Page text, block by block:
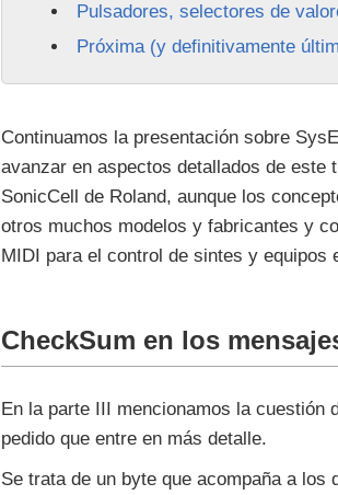
Pulsadores, selectores de
Próxima (y definitivamente
Continuamos la presentación sobre
avanzar en aspectos detallados de este
SonicCell de Roland, aunque los
otros muchos modelos y fabricantes y
MIDI para el control de sintes y equipos
CheckSum en los
En la parte III mencionamos la cuestión
pedido que entre en más detalle.
Se trata de un byte que acompaña a los